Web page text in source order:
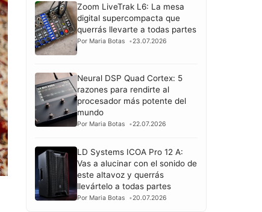
Zoom LiveTrak L6: La mesa
digital supercompacta que
querrás llevarte a todas partes
Por Maria Botas 23.07.2026
Neural DSP Quad Cortex: 5
razones para rendirte al
procesador más potente del
mundo
Por Maria Botas 22.07.2026
LD Systems ICOA Pro 12 A:
Vas a alucinar con el sonido de
este altavoz y querrás
llevártelo a todas partes
Por Maria Botas 20.07.2026